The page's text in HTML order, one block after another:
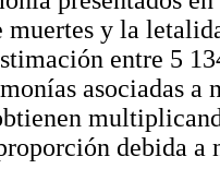
muertes y la
entre 5
asociadas
debida